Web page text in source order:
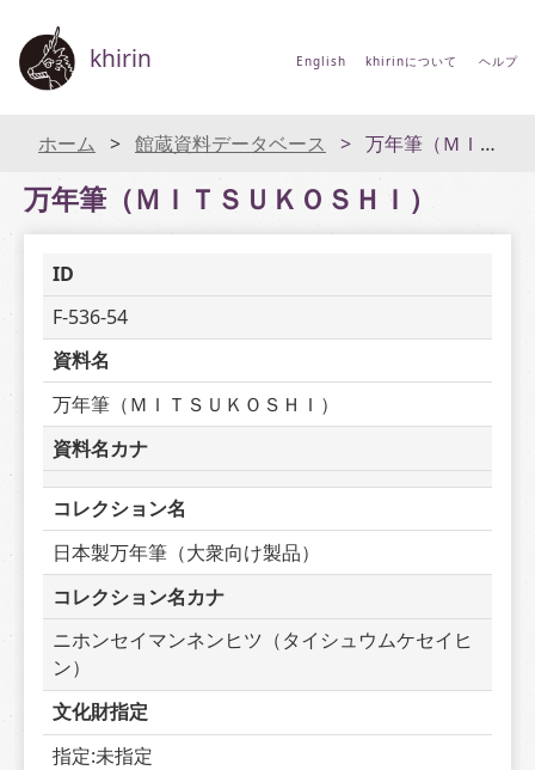
khirin English khirinについて ヘルプ
ホーム 館蔵資料データベース 万年筆（ＭＩＴＳＵＫＯＳＨＩ）
万年筆（ＭＩＴＳＵＫＯＳＨＩ）
ID
F-536-54
資料名
万年筆（ＭＩＴＳＵＫＯＳＨＩ）
資料名カナ
コレクション名
日本製万年筆（大衆向け製品）
コレクション名カナ
ニホンセイマンネンヒツ（タイシュウムケセイヒ
ン）
文化財指定
指定:未指定